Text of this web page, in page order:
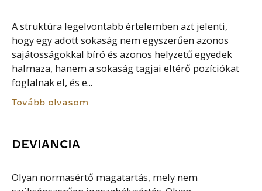
A struktúra legelvontabb értelemben azt jelenti,
hogy egy adott sokaság nem egyszerűen azonos
sajátosságokkal bíró és azonos helyzetű egyedek
halmaza, hanem a sokaság tagjai eltérő pozíciókat
foglalnak el, és e...
Tovább olvasom
DEVIANCIA
Olyan normasértő magatartás, mely nem